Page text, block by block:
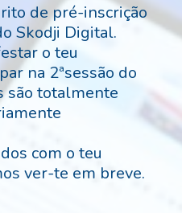
de pré-inscrição
Skodji Digital.
o teu
na 2ªsessão do
são totalmente
com o teu
ver-te em breve.